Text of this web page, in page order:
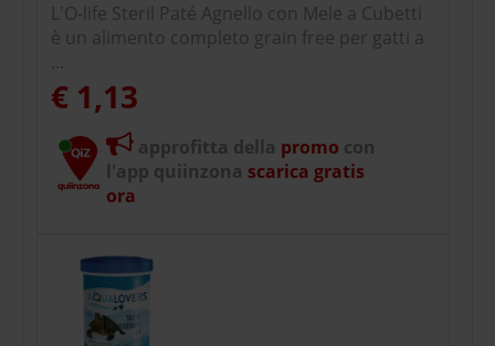
L'O-life Steril Paté Agnello con Mele a Cubetti
è un alimento completo grain free per gatti a
...
€ 1,13
approfitta della promo con
l'app quiinzona scarica gratis
ora